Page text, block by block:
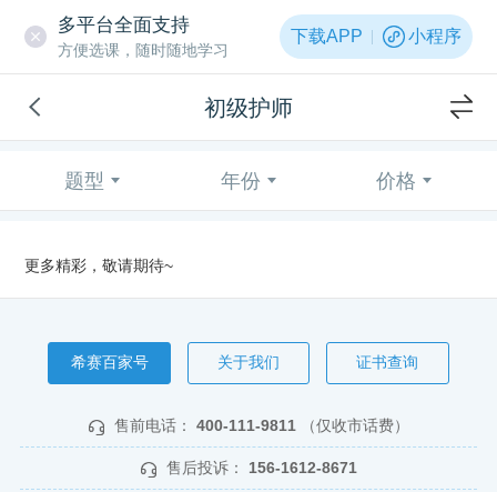
多平台全面支持
方便选课，随时随地学习
下载APP 小程序
初级护师
题型 年份 价格
更多精彩，敬请期待~
希赛百家号 关于我们 证书查询
售前电话： 400-111-9811 （仅收市话费）
售后投诉： 156-1612-8671